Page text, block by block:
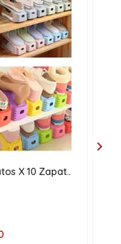
X 10 Zapat..